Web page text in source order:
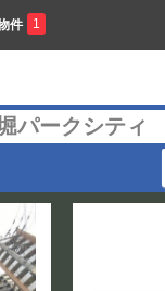
件 1
パークシティ